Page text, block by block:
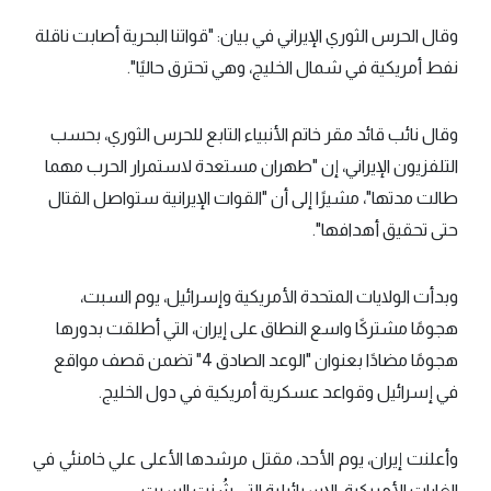
وقال الحرس الثوري الإيراني في بيان: "قواتنا البحرية أصابت ناقلة
نفط أمريكية في شمال الخليج، وهي تحترق حاليًا".
وقال نائب قائد مقر خاتم الأنبياء التابع للحرس الثوري، بحسب
التلفزيون الإيراني، إن "طهران مستعدة لاستمرار الحرب مهما
طالت مدتها"، مشيرًا إلى أن "القوات الإيرانية ستواصل القتال
حتى تحقيق أهدافها".
وبدأت الولايات المتحدة الأمريكية وإسرائيل، يوم السبت،
هجومًا مشتركًا واسع النطاق على إيران، التي أطلقت بدورها
هجومًا مضادًا بعنوان "الوعد الصادق 4" تضمن قصف مواقع
في إسرائيل وقواعد عسكرية أمريكية في دول الخليج.
وأعلنت إيران، يوم الأحد، مقتل مرشدها الأعلى علي خامنئي في